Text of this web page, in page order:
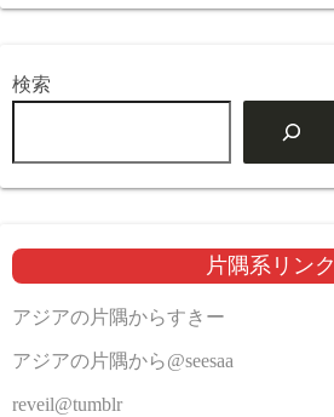
検索
片隅系リンク
アジアの片隅からすきー
アジアの片隅から@seesaa
reveil@tumblr